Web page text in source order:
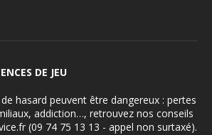
DE JEU
hasard peuvent être dangereux : pertes
addiction…, retrouvez nos conseils
(09 74 75 13 13 - appel non surtaxé).